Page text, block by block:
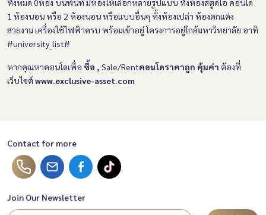
ทั้งหมด 0ห้อง บนพื้นที่ มีห้องให้เลือกหลายรูปแบบ ทั้งห้องสตูดิโอ คอนโด
1 ห้องนอน หรือ 2 ห้องนอน หรือแบบอื่นๆ ทั้งห้องเปล่า ห้องตกแต่ง
สวยงาม เครื่องใช้ไฟฟ้าครบ พร้อมเข้าอยู่โครงการอยู่ใกล้มหาวิทยาลัย อาทิ
#university_list#
หากคุณหาคอนโดเพื่อ ซื้อ , Sale/Rentคอนโดราคาถูก คุ้มค่า ต้องที่
เว็บไซต์ www.exclusive-asset.com
Contact for more
Join Our Newsletter